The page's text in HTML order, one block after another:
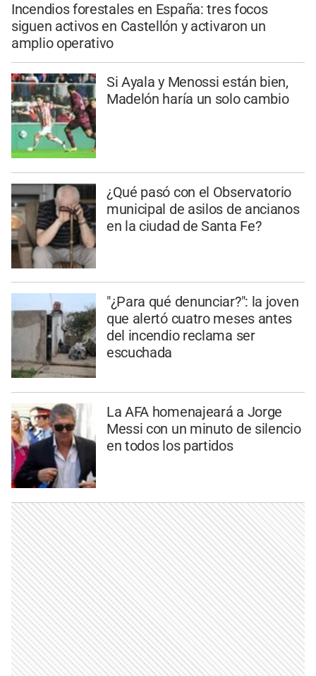
Incendios forestales en España: tres focos
siguen activos en Castellón y activaron un
amplio operativo
Si Ayala y Menossi están bien,
Madelón haría un solo cambio
¿Qué pasó con el Observatorio
municipal de asilos de ancianos
en la ciudad de Santa Fe?
"¿Para qué denunciar?": la joven
que alertó cuatro meses antes
del incendio reclama ser
escuchada
La AFA homenajeará a Jorge
Messi con un minuto de silencio
en todos los partidos